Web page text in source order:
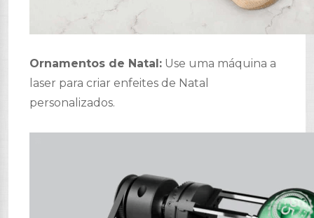
Ornamentos de Natal: Use uma máquina a
laser para criar enfeites de Natal
personalizados.